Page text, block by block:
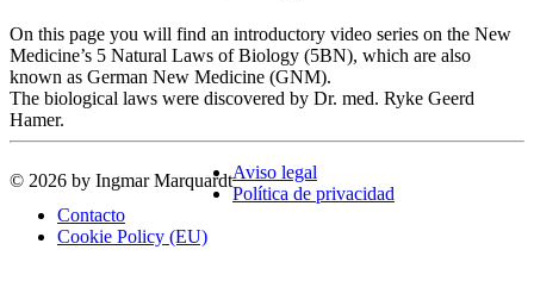
On this page you will find an introductory video series on the New
Medicine’s 5 Natural Laws of Biology (5BN), which are also
known as German New Medicine (GNM).
The biological laws were discovered by Dr. med. Ryke Geerd
Hamer.
© 2026 by Ingmar MarquardtAviso legal
Política de privacidad
Contacto
Cookie Policy (EU)